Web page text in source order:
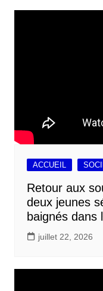
ACCUEIL
Retour aux
deux jeunes
baignés
juillet 22, 2026